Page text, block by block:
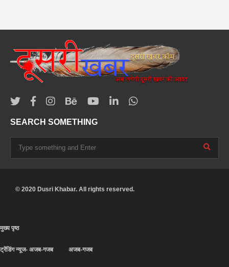
SEARCH SOMETHING
© 2020 Dusri Khabar. All rights reserved.
मुख्य पृष्ठ
ट्रेंडिंग न्यूज- अजब-गजब अजब-गजब